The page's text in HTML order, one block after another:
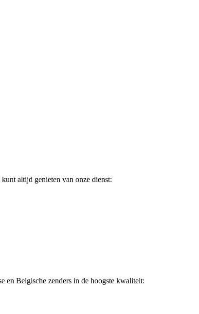
altijd genieten van onze dienst:
Belgische zenders in de hoogste kwaliteit: